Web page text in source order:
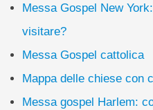
Messa Gospel New
visitare?
Messa Gospel cattolica
Mappa delle chiese con
Messa gospel Harlem: